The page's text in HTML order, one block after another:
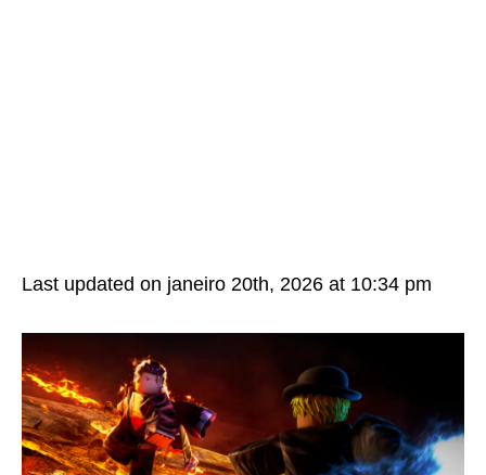
Last updated on janeiro 20th, 2026 at 10:34 pm